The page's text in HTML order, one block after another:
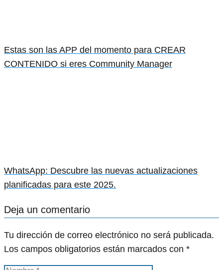
Estas son las APP del momento para CREAR
CONTENIDO si eres Community Manager
WhatsApp: Descubre las nuevas actualizaciones
planificadas para este 2025.
Deja un comentario
Tu dirección de correo electrónico no será publicada.
Los campos obligatorios están marcados con *